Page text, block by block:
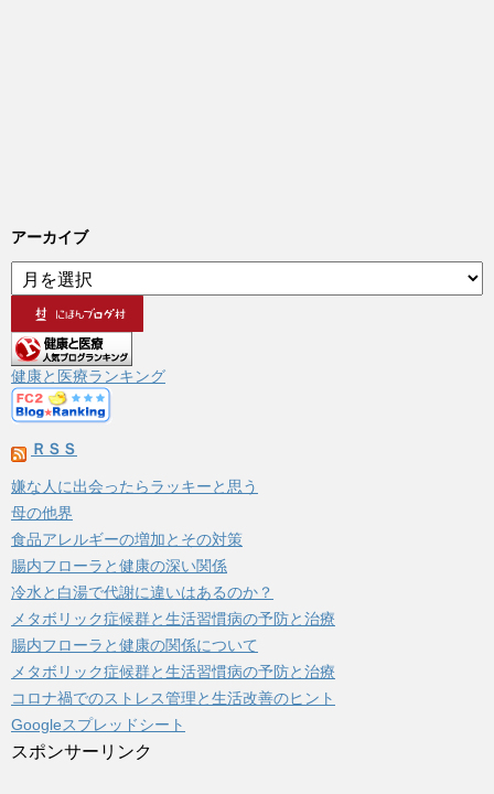
アーカイブ
ア
ー
イ
ブ
健康と医療ランキング
ＲＳＳ
嫌な人に出会ったらラッキーと思う
母の他界
食品アレルギーの増加とその対策
腸内フローラと健康の深い関係
冷水と白湯で代謝に違いはあるのか？
メタボリック症候群と生活習慣病の予防と治療
腸内フローラと健康の関係について
メタボリック症候群と生活習慣病の予防と治療
コロナ禍でのストレス管理と生活改善のヒント
Googleスプレッドシート
スポンサーリンク